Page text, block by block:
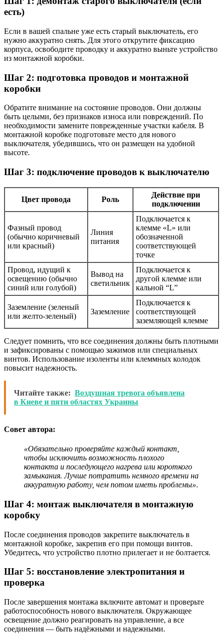
есть)
Если в вашей спальне уже есть старый выключатель, его
нужно аккуратно снять. Для этого открутите фиксацию
корпуса, освободите проводку и аккуратно выньте устройство
из монтажной коробки.
Шаг 2: подготовка проводов и монтажной
коробки
Обратите внимание на состояние проводов. Они должны
быть целыми, без признаков износа или повреждений. По
необходимости замените поврежденные участки кабеля. В
монтажной коробке подготовьте место для нового
выключателя, убедившись, что он размещен на удобной
высоте.
Шаг 3: подключение проводов к выключателю
Цвет провода Роль
Действие при
подключении
Фазный провод
(обычно коричневый
или красный)
Линия
питания
Подключается к
клемме «L» или
обозначенной
соответствующей
точке
Провод, идущий к
освещению (обычно
синий или голубой)
Вывод на
светильник
Подключается к
другой клемме или
кальной “L”
Заземление (зеленый
или желто-зеленый)
Заземление
Подключается к
соответствующей
заземляющей клемме
Следует помнить, что все соединения должны быть плотными
и зафиксированы с помощью зажимов или специальных
винтов. Использование изоленты или клеммных колодок
повысит надежность.
Читайте также: Воздушная тревога объявлена
в Киеве и пяти областях Украины
Совет автора:
«Обязательно проверяйте каждый контакт,
чтобы исключить возможность плохого
контакта и последующего нагрева или короткого
замыкания. Лучше потратить немного времени на
аккуратную работу, чем потом иметь проблемы».
Шаг 4: монтаж выключателя в монтажную
коробку
После соединения проводов закрепите выключатель в
монтажной коробке, закрепив его при помощи винтов.
Убедитесь, что устройство плотно прилегает и не болтается.
Шаг 5: восстановление электропитания и
проверка
После завершения монтажа включите автомат и проверьте
работоспособность нового выключателя. Окружающее
освещение должно реагировать на управление, а все
соединения — быть надёжными и надежными.